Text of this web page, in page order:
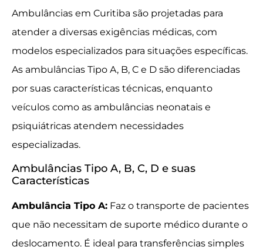
Ambulâncias em Curitiba são projetadas para
atender a diversas exigências médicas, com
modelos especializados para situações específicas.
As ambulâncias Tipo A, B, C e D são diferenciadas
por suas características técnicas, enquanto
veículos como as ambulâncias neonatais e
psiquiátricas atendem necessidades
especializadas.
Ambulâncias Tipo A, B, C, D e suas
Características
Ambulância Tipo A: Faz o transporte de pacientes
que não necessitam de suporte médico durante o
deslocamento. É ideal para transferências simples